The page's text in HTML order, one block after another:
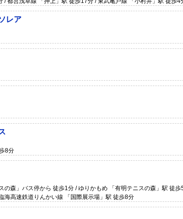
レア
8分
の森」バス停から 徒歩1分 / ゆりかもめ 「有明テニスの森」駅 徒
海高速鉄道りんかい線 「国際展示場」駅 徒歩8分